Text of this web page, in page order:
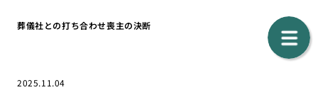
葬儀社との打ち合わせ喪主の決断
2025.11.04